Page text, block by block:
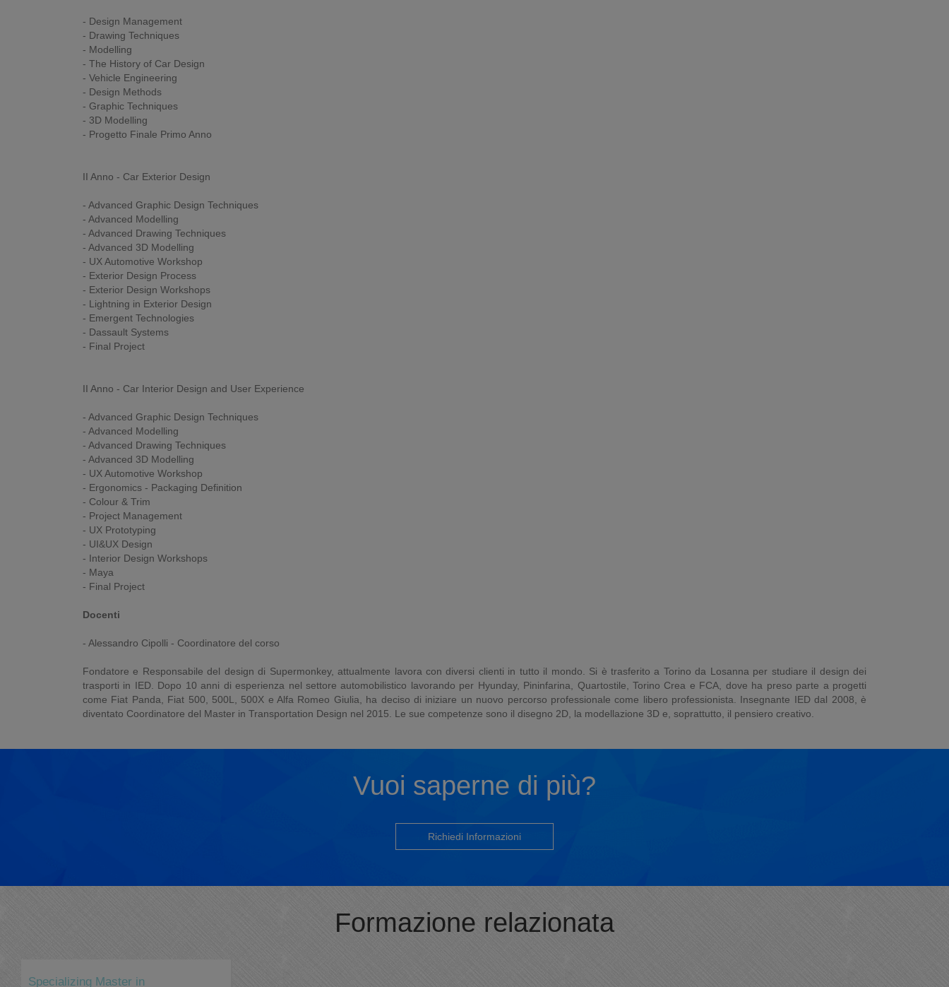
- Design Management
- Drawing Techniques
- Modelling
- The History of Car Design
- Vehicle Engineering
- Design Methods
- Graphic Techniques
- 3D Modelling
- Progetto Finale Primo Anno
II Anno - Car Exterior Design
- Advanced Graphic Design Techniques
- Advanced Modelling
- Advanced Drawing Techniques
- Advanced 3D Modelling
- UX Automotive Workshop
- Exterior Design Process
- Exterior Design Workshops
- Lightning in Exterior Design
- Emergent Technologies
- Dassault Systems
- Final Project
II Anno - Car Interior Design and User Experience
- Advanced Graphic Design Techniques
- Advanced Modelling
- Advanced Drawing Techniques
- Advanced 3D Modelling
- UX Automotive Workshop
- Ergonomics - Packaging Definition
- Colour & Trim
- Project Management
- UX Prototyping
- UI&UX Design
- Interior Design Workshops
- Maya
- Final Project
Docenti
- Alessandro Cipolli - Coordinatore del corso
Fondatore e Responsabile del design di Supermonkey, attualmente lavora con diversi clienti in tutto il mondo. Si è trasferito a Torino da Losanna per studiare il design dei
trasporti in IED. Dopo 10 anni di esperienza nel settore automobilistico lavorando per Hyunday, Pininfarina, Quartostile, Torino Crea e FCA, dove ha preso parte a progetti
come Fiat Panda, Fiat 500, 500L, 500X e Alfa Romeo Giulia, ha deciso di iniziare un nuovo percorso professionale come libero professionista. Insegnante IED dal 2008, è
diventato Coordinatore del Master in Transportation Design nel 2015. Le sue competenze sono il disegno 2D, la modellazione 3D e, soprattutto, il pensiero creativo.
Vuoi saperne di più?
Richiedi Informazioni
Formazione relazionata
Specializing Master in